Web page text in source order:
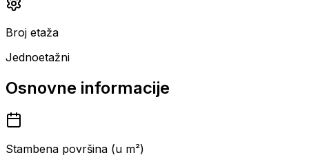
Broj etaža
Jednoetažni
Osnovne informacije
Stambena površina (u m²)